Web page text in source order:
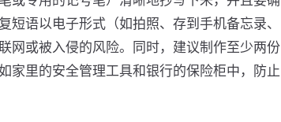
语以电子形式（如拍照、存到手机备忘录、
网或被入侵的风险。同时，建议制作至少两份
家里的安全管理工具和银行的保险柜中，防止